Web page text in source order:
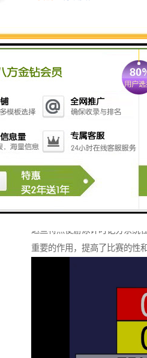
同时也可以通过互联网进行实
时获取信息。
5. **成绩记录与查询**：系统
续的查询和统计，通常也会用
6. **多种数据分析功能**：部
时间等数据，帮助教练制定训
统进行整合，便于制定赛程和**
8. **安全性与抗干扰**：系统
确保计时和数据记录的准确性
这些特点使游泳计时记分系统
重要的作用，提高了比赛的性